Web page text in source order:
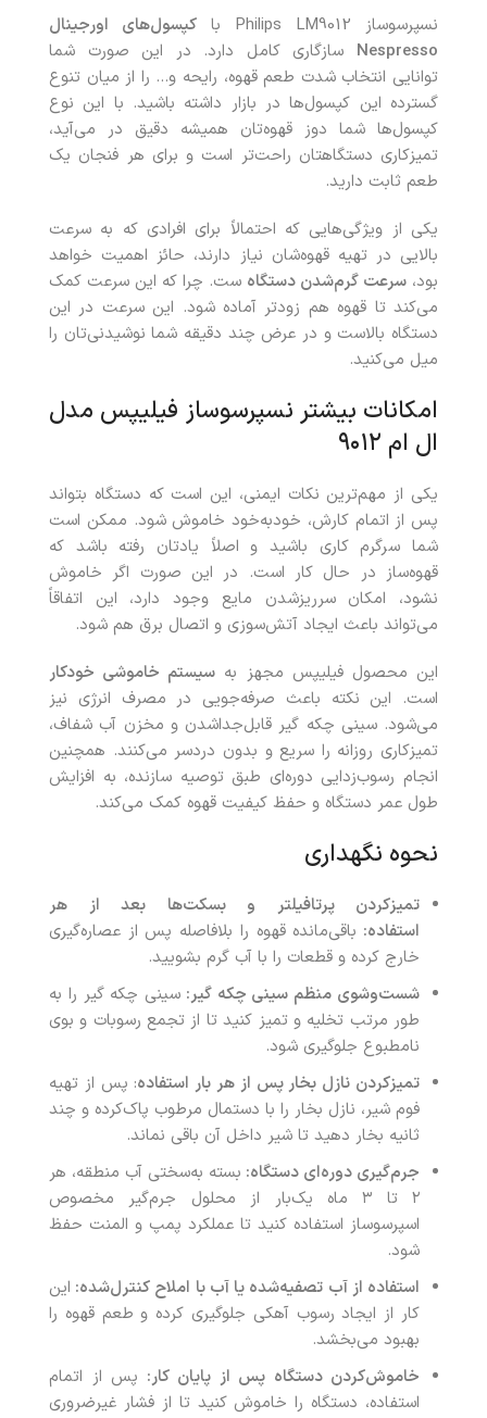
نسپرسوساز Philips LM9012 با
کپسول‌های اورجینال
Nespresso سازگاری کامل دارد. در این صورت شما
توانایی انتخاب شدت طعم قهوه، رایحه و… را از میان تنوع
گسترده این کپسول‌ها در بازار داشته باشید. با این نوع
کپسول‌ها شما دوز قهوه‌تان همیشه دقیق در می‌آید،
تمیزکاری دستگاهتان راحت‌تر است و برای هر فنجان یک
طعم ثابت دارید.
یکی از ویژگی‌هایی که احتمالاً برای افرادی که به سرعت
بالایی در تهیه قهوه‌شان نیاز دارند، حائز اهمیت خواهد
بود، سرعت گرم‌شدن دستگاه ست. چرا که این سرعت کمک
می‌کند تا قهوه هم زودتر آماده شود. این سرعت در این
دستگاه بالاست و در عرض چند دقیقه شما نوشیدنی‌تان را
میل می‌کنید.
امکانات بیشتر نسپرسوساز فیلیپس مدل
ال ام ۹۰۱۲
یکی از مهم‌ترین نکات ایمنی، این است که دستگاه بتواند
پس از اتمام کارش، خودبه‌خود خاموش شود. ممکن است
شما سرگرم کاری باشید و اصلاً یادتان رفته باشد که
قهوه‌ساز در حال کار است. در این صورت اگر خاموش
نشود، امکان سرریزشدن مایع وجود دارد، این اتفاقاً
می‌تواند باعث ایجاد آتش‌سوزی و اتصال برق هم شود.
این محصول فیلیپس مجهز به سیستم خاموشی خودکار
است. این نکته باعث صرفه‌جویی در مصرف انرژی نیز
می‌شود. سینی چکه گیر قابل‌جداشدن و مخزن آب شفاف،
تمیزکاری روزانه را سریع و بدون دردسر می‌کنند. همچنین
انجام رسوب‌زدایی دوره‌ای طبق توصیه سازنده، به افزایش
طول عمر دستگاه و حفظ کیفیت قهوه کمک می‌کند.
نحوه نگهداری
تمیزکردن پرتافیلتر و بسکت‌ها بعد از هر
استفاده: باقی‌مانده قهوه را بلافاصله پس از عصاره‌گیری
خارج کرده و قطعات را با آب گرم بشویید.
شست‌وشوی منظم سینی چکه‌ گیر: سینی چکه گیر را به
طور مرتب تخلیه و تمیز کنید تا از تجمع رسوبات و بوی
نامطبوع جلوگیری شود.
تمیزکردن نازل بخار پس از هر بار استفاده: پس از تهیه
فوم شیر، نازل بخار را با دستمال مرطوب پاک‌کرده و چند
ثانیه بخار دهید تا شیر داخل آن باقی نماند.
جرم‌گیری دوره‌ای دستگاه: بسته به‌سختی آب منطقه، هر
۲ تا ۳ ماه یک‌بار از محلول جرم‌گیر مخصوص
اسپرسوساز استفاده کنید تا عملکرد پمپ و المنت حفظ
شود.
استفاده از آب تصفیه‌شده یا آب با املاح کنترل‌شده: این
کار از ایجاد رسوب آهکی جلوگیری کرده و طعم قهوه را
بهبود می‌بخشد.
خاموش‌کردن دستگاه پس از پایان کار: پس از اتمام
استفاده، دستگاه را خاموش کنید تا از فشار غیرضروری